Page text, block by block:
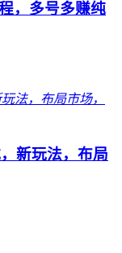
，多号多赚纯
新玩法，布局